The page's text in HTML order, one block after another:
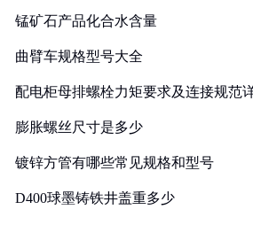
锰矿石产品化合水含量
曲臂车规格型号大全
配电柜母排螺栓力矩要求及连接规范
膨胀螺丝尺寸是多少
镀锌方管有哪些常见规格和型号
D400球墨铸铁井盖重多少